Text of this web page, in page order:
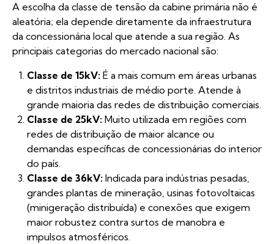
A escolha da classe de tensão da cabine primária não é
aleatória; ela depende diretamente da infraestrutura
da concessionária local que atende a sua região. As
principais categorias do mercado nacional são:
Classe de 15kV: É a mais comum em áreas urbanas
e distritos industriais de médio porte. Atende à
grande maioria das redes de distribuição comerciais.
Classe de 25kV: Muito utilizada em regiões com
redes de distribuição de maior alcance ou
demandas específicas de concessionárias do interior
do país.
Classe de 36kV: Indicada para indústrias pesadas,
grandes plantas de mineração, usinas fotovoltaicas
(minigeração distribuída) e conexões que exigem
maior robustez contra surtos de manobra e
impulsos atmosféricos.